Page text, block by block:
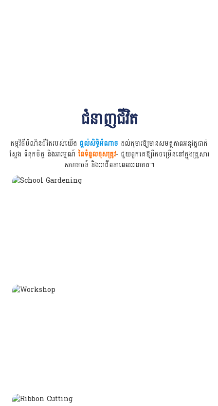
ជំនាញជីវិត
កម្មវិធីបំណិនជីវិតរបស់យើង ផ្តល់សិទ្ធិអំណាច ដល់កុមារឱ្យមានសមត្ថភាពអនុវត្តជាក់
ស្តែង ទំនុកចិត្ត និងអារម្មណ៍ នៃទំនួលខុសត្រូវ- ជួយពួកគេឱ្យរីកចម្រើននៅក្នុងគ្រួសារ
សហគមន៍ និងអាជីពនាពេលអនាគត។